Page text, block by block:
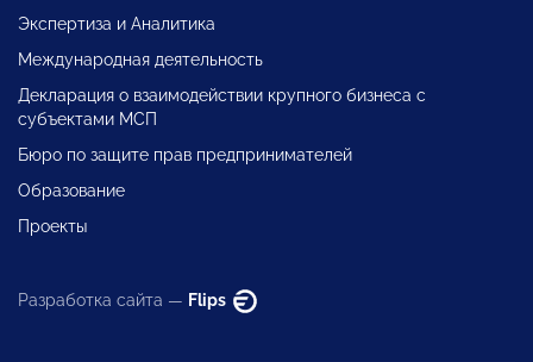
Экспертиза и Аналитика
Международная деятельность
Декларация о взаимодействии крупного бизнеса с
субъектами МСП
Бюро по защите прав предпринимателей
Образование
Проекты
Разработка сайта — Flips